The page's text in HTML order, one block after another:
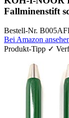
Fallminenstift
Bestell-Nr.
Bei Amazon
Produkt-Tipp ✓